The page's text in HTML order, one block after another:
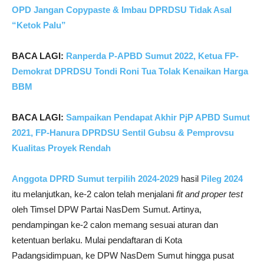
OPD Jangan Copypaste & Imbau DPRDSU Tidak Asal
“Ketok Palu”
BACA LAGI: Ranperda P-APBD Sumut 2022, Ketua FP-
Demokrat DPRDSU Tondi Roni Tua Tolak Kenaikan Harga
BBM
BACA LAGI: Sampaikan Pendapat Akhir PjP APBD Sumut
2021, FP-Hanura DPRDSU Sentil Gubsu & Pemprovsu
Kualitas Proyek Rendah
Anggota DPRD Sumut terpilih 2024-2029 hasil Pileg 2024
itu melanjutkan, ke-2 calon telah menjalani fit and proper test
oleh Timsel DPW Partai NasDem Sumut. Artinya,
pendampingan ke-2 calon memang sesuai aturan dan
ketentuan berlaku. Mulai pendaftaran di Kota
Padangsidimpuan, ke DPW NasDem Sumut hingga pusat